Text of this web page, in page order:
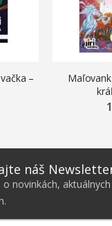
–
náš
novinkách,